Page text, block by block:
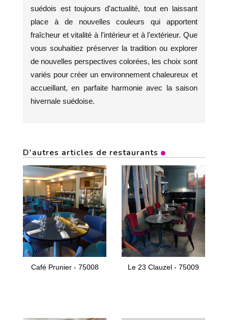
suédois est toujours d'actualité, tout en laissant
place à de nouvelles couleurs qui apportent
fraîcheur et vitalité à l'intérieur et à l'extérieur. Que
vous souhaitiez préserver la tradition ou explorer
de nouvelles perspectives colorées, les choix sont
variés pour créer un environnement chaleureux et
accueillant, en parfaite harmonie avec la saison
hivernale suédoise.
D'autres articles de restaurants
Café Prunier - 75008 Le 23 Clauzel - 75009